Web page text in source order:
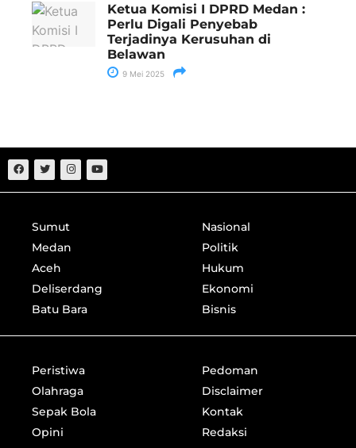
Ketua Komisi I DPRD Medan :
Perlu Digali Penyebab
Terjadinya Kerusuhan di
Belawan
9 Mei 2025
Sumut
Medan
Aceh
Deliserdang
Batu Bara
Nasional
Politik
Hukum
Ekonomi
Bisnis
Peristiwa
Olahraga
Sepak Bola
Opini
Pedoman
Disclaimer
Kontak
Redaksi